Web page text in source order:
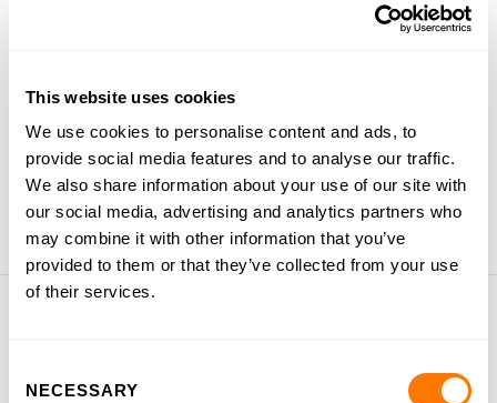
This website uses cookies
We use cookies to personalise content and ads, to
provide social media features and to analyse our traffic.
We also share information about your use of our site with
our social media, advertising and analytics partners who
may combine it with other information that you’ve
provided to them or that they’ve collected from your use
of their services.
Selection
NECESSARY
Ervaringen van leerlingen
Blog